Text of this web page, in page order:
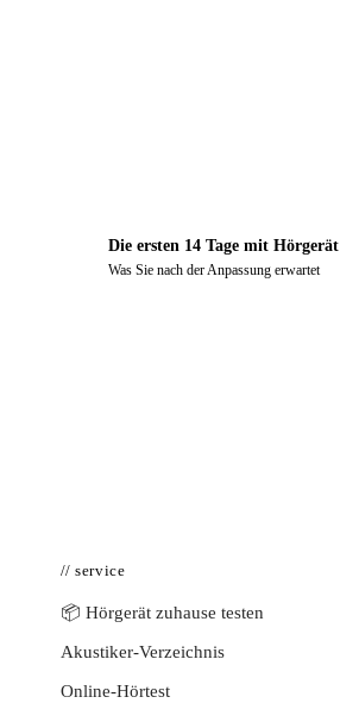
Die ersten 14 Tage mit Hörgerät
Was Sie nach der Anpassung erwartet
// service
📦 Hörgerät zuhause testen
Akustiker-Verzeichnis
Online-Hörtest